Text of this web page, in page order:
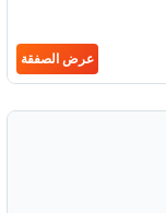
عرض الصفقة